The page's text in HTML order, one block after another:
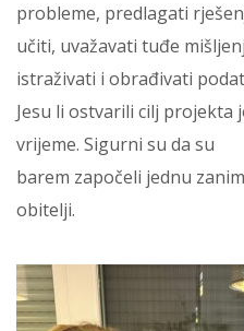
probleme, predlagati
učiti, uvažavati tuđe
istraživati i obrađivati
Jesu li ostvarili cilj projekta
vrijeme. Sigurni su da su
barem započeli jednu
obitelji.